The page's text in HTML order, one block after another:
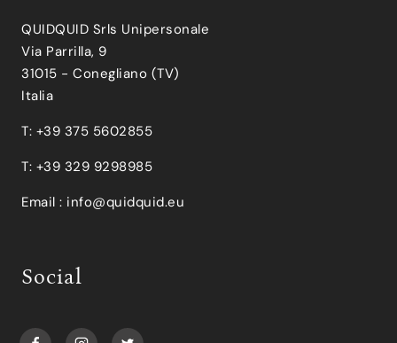
QUIDQUID Srls Unipersonale
Via Parrilla, 9
31015 - Conegliano (TV)
Italia
T: +39 375 5602855
T: +39 329 9298985
Email : info@quidquid.eu
Social